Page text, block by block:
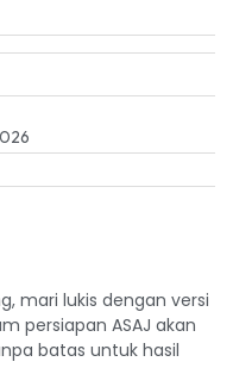
mari lukis dengan versi
persiapan ASAJ akan
batas untuk hasil